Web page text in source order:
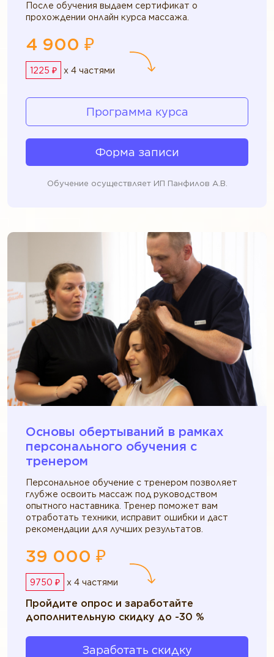
После обучения выдаем сертификат о
прохождении онлайн курса массажа.
4 900 ₽
1225 ₽ x 4 частями
Программа курса
Форма записи
Обучение осуществляет ИП Панфилов А.В.
Основы обертываний в рамках
персонального обучения c
тренером
Персональное обучение с тренером позволяет
глубже освоить массаж под руководством
опытного наставника. Тренер поможет вам
отработать техники, исправит ошибки и даст
рекомендации для лучших результатов.
39 000 ₽
9750 ₽ x 4 частями
Пройдите опрос и заработайте
дополнительную скидку до -30 %
Заработать скидку